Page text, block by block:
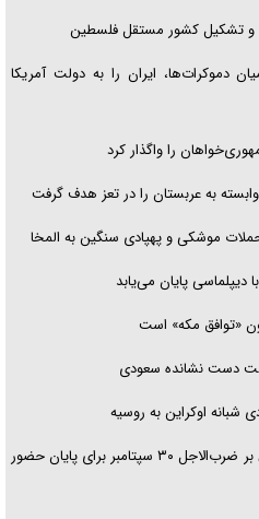
و تشکیل کشور مستقل فلسطین
دموکرات‌ها، ایران را به دولت آمریکا
به عربستان را در تعز هدف گرفت
موشکی و پهپادی سنگین به المخا
دیپلماسی پایان می‌یابد
«توافق مکه» است
دست نشانده سعودی
آغاز تخلیه پایگاه اربیل/ تاکید عراق بر ضرب‌الاجل ۳۰ سپتامبر برای پایان حضور